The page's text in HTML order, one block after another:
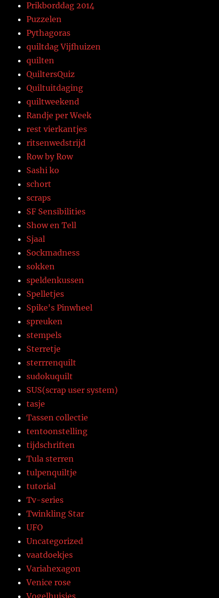
Prikborddag 2014
Puzzelen
Pythagoras
quiltdag Vijfhuizen
quilten
QuiltersQuiz
Quiltuitdaging
quiltweekend
Randje per Week
rest vierkantjes
ritsenwedstrijd
Row by Row
Sashi ko
schort
scraps
SF Sensibilities
Show en Tell
Sjaal
Sockmadness
sokken
speldenkussen
Spelletjes
Spike's Pinwheel
spreuken
stempels
Sterretje
sterrrenquilt
sudokuquilt
SUS(scrap user system)
tasje
Tassen collectie
tentoonstelling
tijdschriften
Tula sterren
tulpenquiltje
tutorial
Tv-series
Twinkling Star
UFO
Uncategorized
vaatdoekjes
Variahexagon
Venice rose